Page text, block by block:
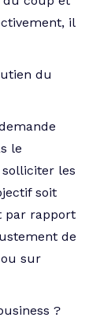
il
du
le
les
soit
par rapport
de
sur
?